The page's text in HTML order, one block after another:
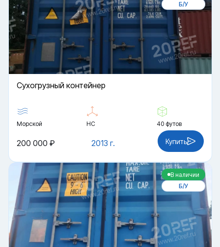
Б/У
Cухогрузный контейнер
Морской HC 40 футов
2013 г.
200 000 ₽ Купить
В наличии
Б/У